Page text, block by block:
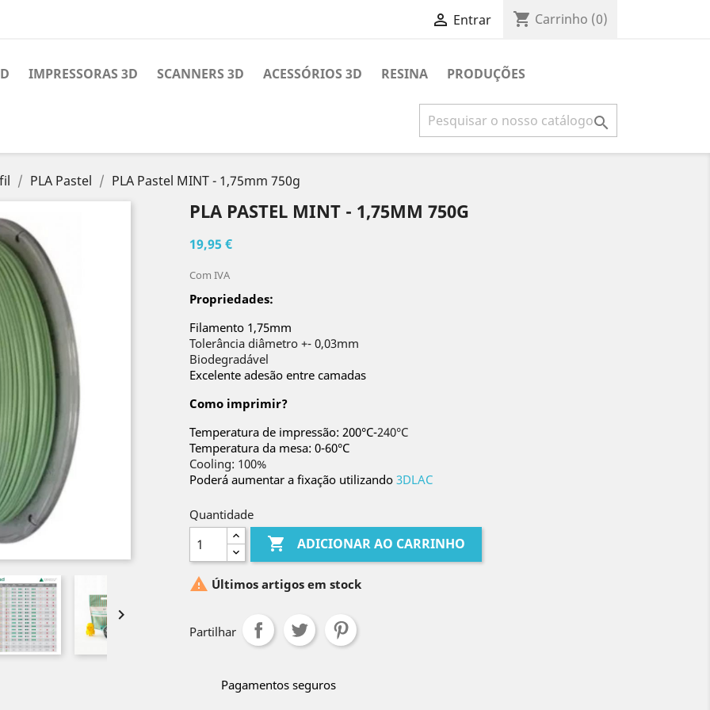
 Entrar shopping_cart Carrinho (0)
IMPRESSORAS 3D SCANNERS 3D ACESSÓRIOS 3D RESINA PRODUÇÕES

PLA Pastel PLA Pastel MINT - 1,75mm 750g

PLA PASTEL MINT - 1,75MM 750G
19,95 €
Com IVA
Propriedades:
Filamento 1,75mm
Tolerância diâmetro +- 0,03mm
Biodegradável
Excelente adesão entre camadas
Como imprimir?
Temperatura de impressão: 200°C-240°C
Temperatura da mesa: 0-60°C
Cooling: 100%
Poderá aumentar a fixação utilizando 3DLAC
Quantidade
 ADICIONAR AO CARRINHO
 Últimos artigos em stock
Partilhar
Pagamentos seguros